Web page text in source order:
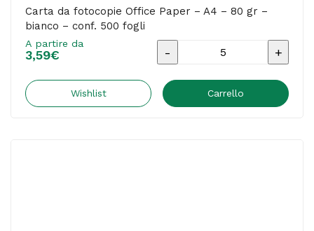
Carta da fotocopie Office Paper – A4 – 80 gr –
bianco – conf. 500 fogli
A partire da
3,59€
Carta
fotocopie
Wishlist Carrello